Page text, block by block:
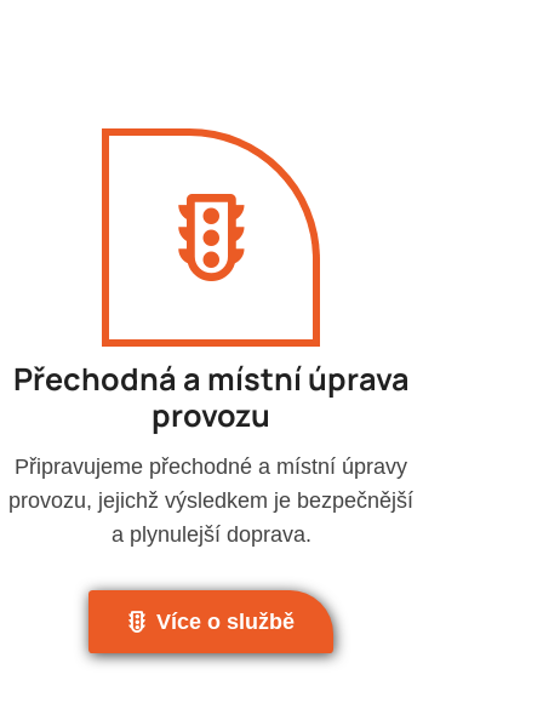
Přechodná a místní úprava
provozu
Připravujeme přechodné a místní úpravy
provozu, jejichž výsledkem je bezpečnější
a plynulejší doprava.
Více o službě